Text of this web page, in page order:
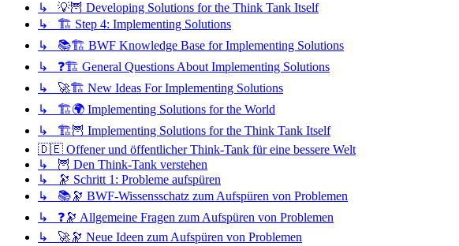
↳ 💡🦉 Developing Solutions for the Think Tank Itself
↳ 🏗️ Step 4: Implementing Solutions
↳ 📚🏗️ BWF Knowledge Base for Implementing Solutions
↳ ❓🏗️ General Questions About Implementing Solutions
↳ 🚀🏗️ New Ideas For Implementing Solutions
↳ 🏗️🌍 Implementing Solutions for the World
↳ 🏗️🦉 Implementing Solutions for the Think Tank Itself
🇩🇪 Offener und öffentlicher Think-Tank für eine bessere Welt
↳ 🦉 Den Think-Tank verstehen
↳ 🔭 Schritt 1: Probleme aufspüren
↳ 📚🔭 BWF-Wissensschatz zum Aufspüren von Problemen
↳ ❓🔭 Allgemeine Fragen zum Aufspüren von Problemen
↳ 🚀🔭 Neue Ideen zum Aufspüren von Problemen